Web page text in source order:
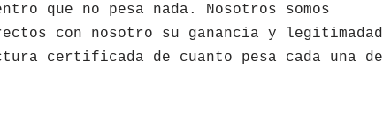
que no pesa nada. Nosotros somos
con nosotro su ganancia y legitimadad
certificada de cuanto pesa cada una de